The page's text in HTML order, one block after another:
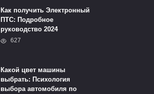
Как получить Электронный
ПТС: Подробное
руководство 2024
627
Какой цвет машины
выбрать: Психология
выбора автомобиля по